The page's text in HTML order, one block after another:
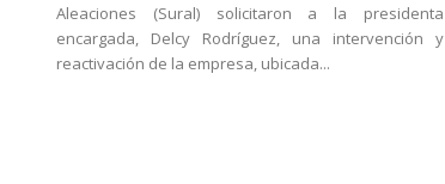
Aleaciones (Sural) solicitaron a la presidenta
encargada, Delcy Rodríguez, una intervención y
reactivación de la empresa, ubicada...